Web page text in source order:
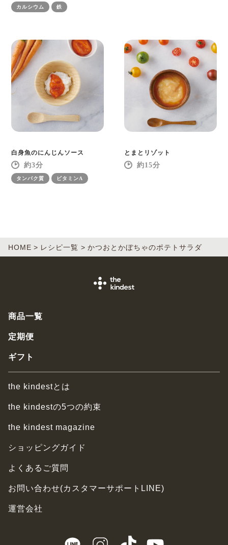
カルシウム 鉄
白身魚のにんじんソース
3
タンパク質 ビタミンA
とまとリゾット
15
HOME レシピ一覧 かつおとかぼちゃのポテトサラダ
商品一覧
定期便
ギフト
the kindestとは
the kindestの5つの約束
the kindest magazine
ショッピングガイド
よくあるご質問
お問い合わせ(カスタマーサポートLINE)
運営会社